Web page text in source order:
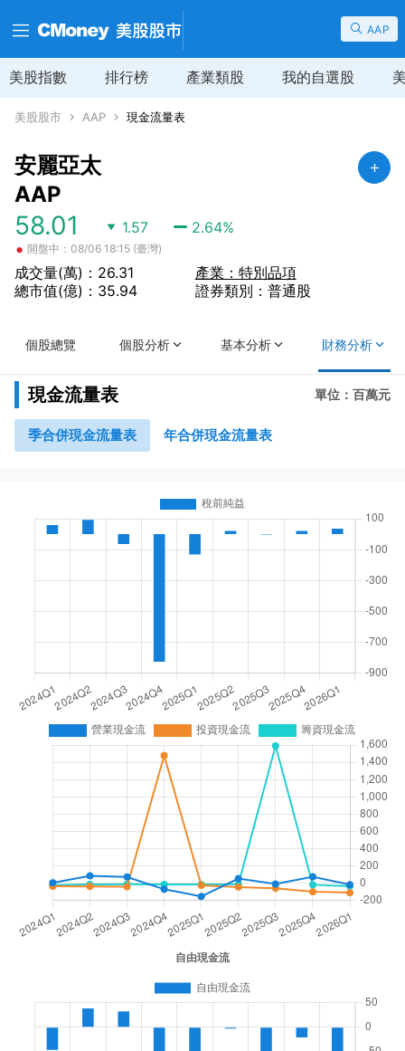
AAP
美股指數 排行榜 產業類股 我的自選股
美股股市 AAP 現金流量表
安麗亞太
AAP
58.01 1.57 2.64%
• 開盤中：08/06 18:15 (臺灣)
成交量(萬)：26.31
總市值(億)：35.94
產業：特別品項
證券類別：普通股
個股總覽 個股分析 基本分析 財務分析
現金流量表 單位：百萬元
季合併現金流量表 年合併現金流量表